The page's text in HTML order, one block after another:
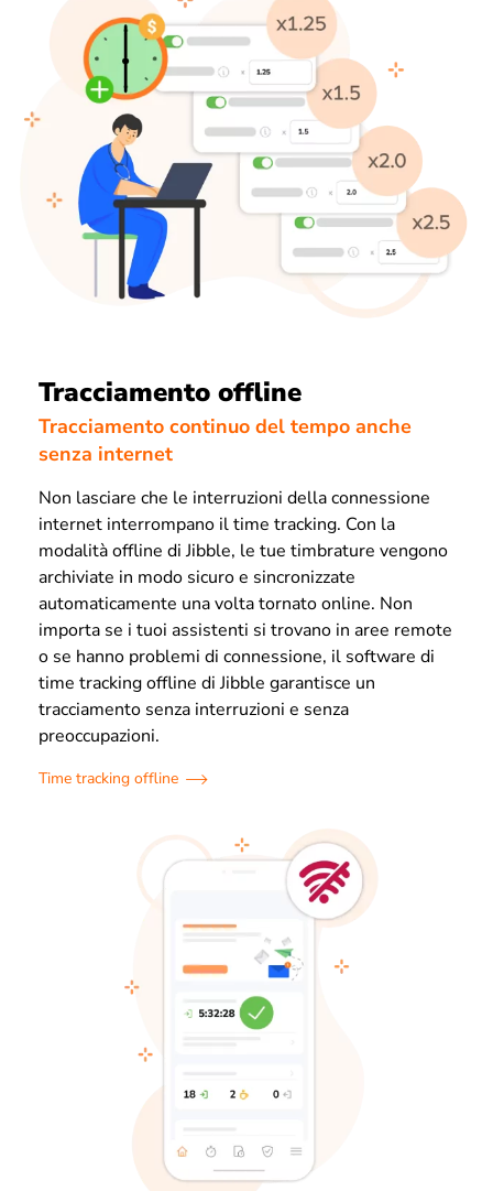
Tracciamento offline
Tracciamento continuo del tempo anche
senza internet
Non lasciare che le interruzioni della connessione
internet interrompano il time tracking. Con la
modalità offline di Jibble, le tue timbrature vengono
archiviate in modo sicuro e sincronizzate
automaticamente una volta tornato online. Non
importa se i tuoi assistenti si trovano in aree remote
o se hanno problemi di connessione, il software di
time tracking offline di Jibble garantisce un
tracciamento senza interruzioni e senza
preoccupazioni.
Time tracking offline